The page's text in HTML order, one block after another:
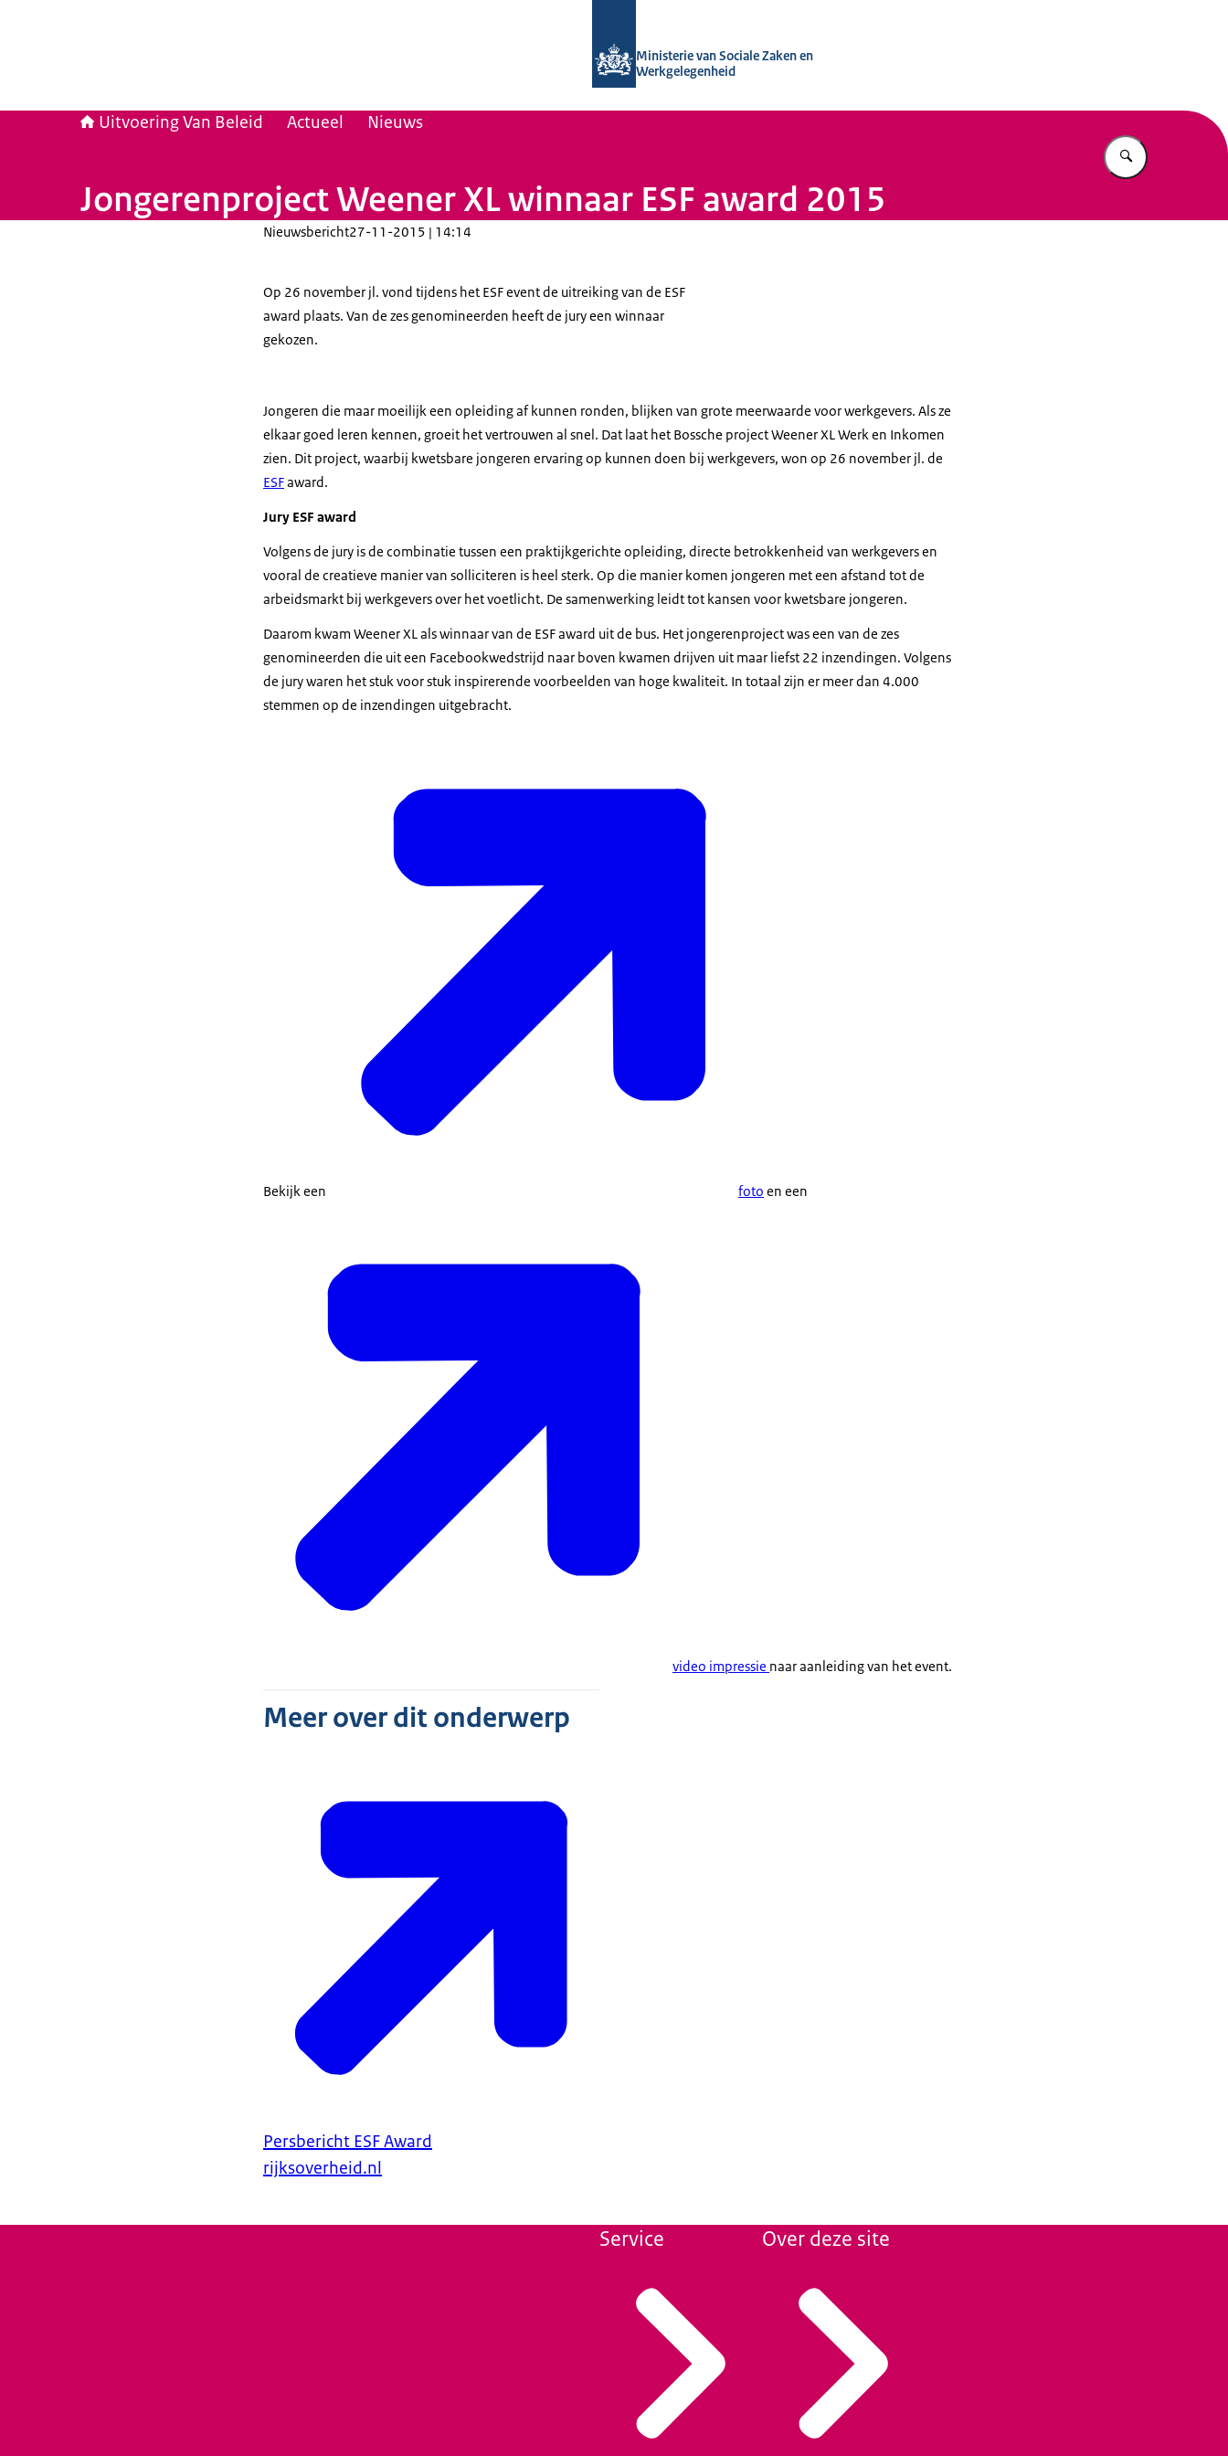
Ministerie van Sociale Zaken en
Werkgelegenheid
Uitvoering Van Beleid Actueel Nieuws
Vul in wat u
Jongerenproject Weener XL winnaar ESF award 2015
Nieuwsbericht27-11-2015 | 14:14
Op 26 november jl. vond tijdens het ESF event de uitreiking van de ESF
award plaats. Van de zes genomineerden heeft de jury een winnaar
gekozen.
Jongeren die maar moeilijk een opleiding af kunnen ronden, blijken van grote meerwaarde voor werkgevers. Als ze
elkaar goed leren kennen, groeit het vertrouwen al snel. Dat laat het Bossche project Weener XL Werk en Inkomen
zien. Dit project, waarbij kwetsbare jongeren ervaring op kunnen doen bij werkgevers, won op 26 november jl. de
ESFaward.
Jury ESF award
Volgens de jury is de combinatie tussen een praktijkgerichte opleiding, directe betrokkenheid van werkgevers en
vooral de creatieve manier van solliciteren is heel sterk. Op die manier komen jongeren met een afstand tot de
arbeidsmarkt bij werkgevers over het voetlicht. De samenwerking leidt tot kansen voor kwetsbare jongeren.
Daarom kwam Weener XL als winnaar van de ESF award uit de bus. Het jongerenproject was een van de zes
genomineerden die uit een Facebookwedstrijd naar boven kwamen drijven uit maar liefst 22 inzendingen. Volgens
de jury waren het stuk voor stuk inspirerende voorbeelden van hoge kwaliteit. In totaal zijn er meer dan 4.000
stemmen op de inzendingen uitgebracht.
Bekijk een foto en een
video impressie naar aanleiding van het event.
Meer over dit onderwerp
Persbericht ESF Award
rijksoverheid.nl
Service Over deze site